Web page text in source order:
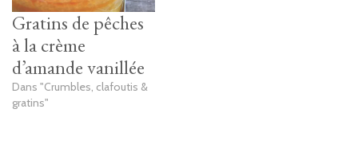
Gratins de pêches
à la crème
d’amande vanillée
Dans "Crumbles, clafoutis &
gratins"